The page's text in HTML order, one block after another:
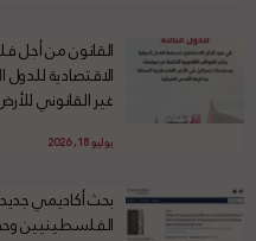
القانون من أجل
الاقتصادية للدول
غير القانوني
يوليو 18, 2026
بحث أكاديمي
الفلسطينيين